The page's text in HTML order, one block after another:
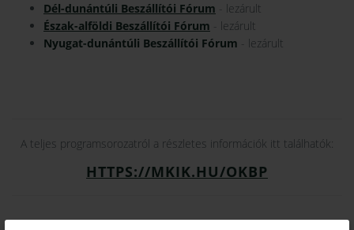
Dél-dunántúli Beszállítói Fórum - lezárult
Észak-alföldi Beszállítói Fórum - lezárult
Nyugat-dunántúli Beszállítói Fórum - lezárult
A teljes programsorozatról a részletes információk itt találhatók:
HTTPS://MKIK.HU/OKBP